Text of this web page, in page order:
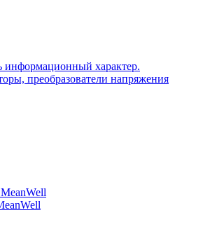
информационный характер.
преобразователи напряжения